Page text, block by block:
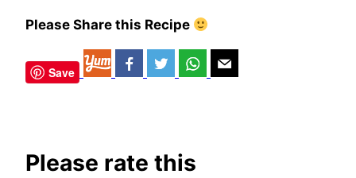
Please Share this Recipe
Save
Please rate this